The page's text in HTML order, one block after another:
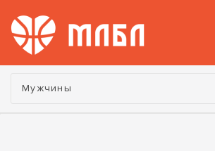
Турнир:
Мужчины